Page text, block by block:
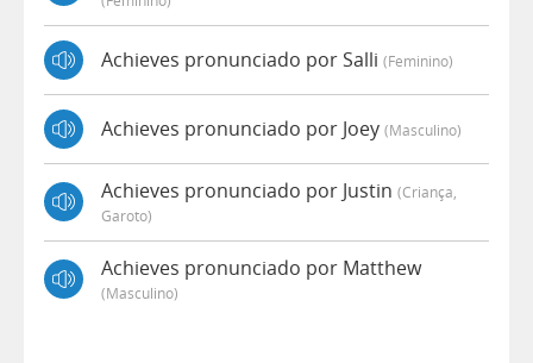
Achieves pronunciado por Salli (feminino)
Achieves pronunciado por Joey (masculino)
Achieves pronunciado por Justin (criança,
Garoto)
Achieves pronunciado por Matthew
(masculino)